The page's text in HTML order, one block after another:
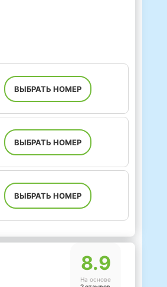
ВЫБРАТЬ НОМЕР
ВЫБРАТЬ НОМЕР
ВЫБРАТЬ НОМЕР
8.9
На основе